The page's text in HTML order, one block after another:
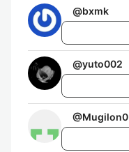
@bxmk
@yuto002
@Mugilon0